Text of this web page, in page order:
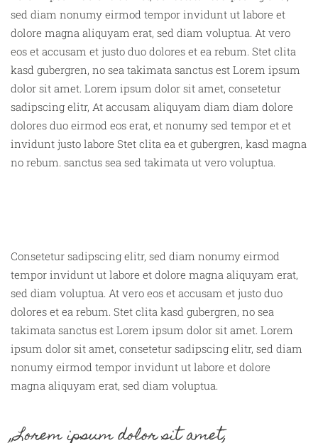
sed diam nonumy eirmod tempor invidunt ut labore et
dolore magna aliquyam erat, sed diam voluptua. At vero
eos et accusam et justo duo dolores et ea rebum. Stet clita
kasd gubergren, no sea takimata sanctus est Lorem ipsum
dolor sit amet. Lorem ipsum dolor sit amet, consetetur
sadipscing elitr, At accusam aliquyam diam diam dolore
dolores duo eirmod eos erat, et nonumy sed tempor et et
invidunt justo labore Stet clita ea et gubergren, kasd magna
no rebum. sanctus sea sed takimata ut vero voluptua.
Consetetur sadipscing elitr, sed diam nonumy eirmod
tempor invidunt ut labore et dolore magna aliquyam erat,
sed diam voluptua. At vero eos et accusam et justo duo
dolores et ea rebum. Stet clita kasd gubergren, no sea
takimata sanctus est Lorem ipsum dolor sit amet. Lorem
ipsum dolor sit amet, consetetur sadipscing elitr, sed diam
nonumy eirmod tempor invidunt ut labore et dolore
magna aliquyam erat, sed diam voluptua.
„Lorem ipsum dolor sit amet,